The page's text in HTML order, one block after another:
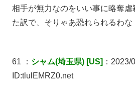
相手が無力なのをいい事に略奪
た訳で、そりゃあ恐れられるわな
61 ： シャム(埼玉県) [US] ：
ID:tlulEMRZ0.net